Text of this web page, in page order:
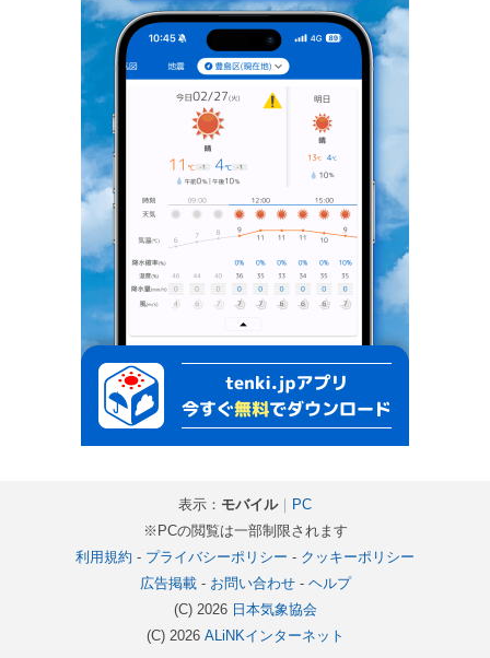
表示： モバイル｜
PC
※PCの閲覧は一部制限されます
利用規約 - プライバシーポリシー - クッキーポリシー
広告掲載- お問い合わせ- ヘルプ
(C) 2026 日本気象協会
(C) 2026 ALiNKインターネット